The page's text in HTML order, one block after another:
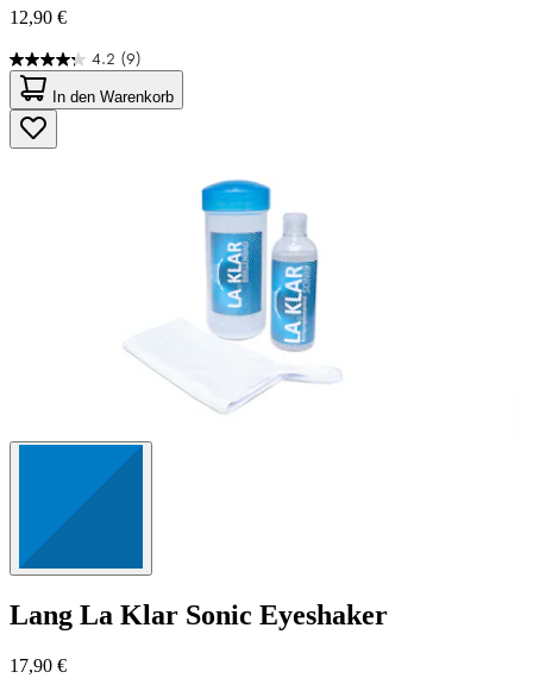
12,90 €
4.2 (9)
4.2
von
5
Sternen.
9
In den Warenkorb
Lang La Klar Sonic Eyeshaker
17,90 €